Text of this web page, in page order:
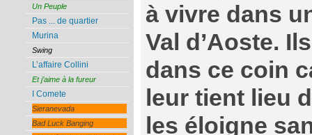
à vivre dans
Val d’Aoste.
dans ce coin
leur tient lieu
les éloigne
Un Peuple
Pas ... de quartier
Murina
Swing
L’affaire Collini
Et j’aime à la fureur
I Comete
Sieranevada
Bad Luck Banging